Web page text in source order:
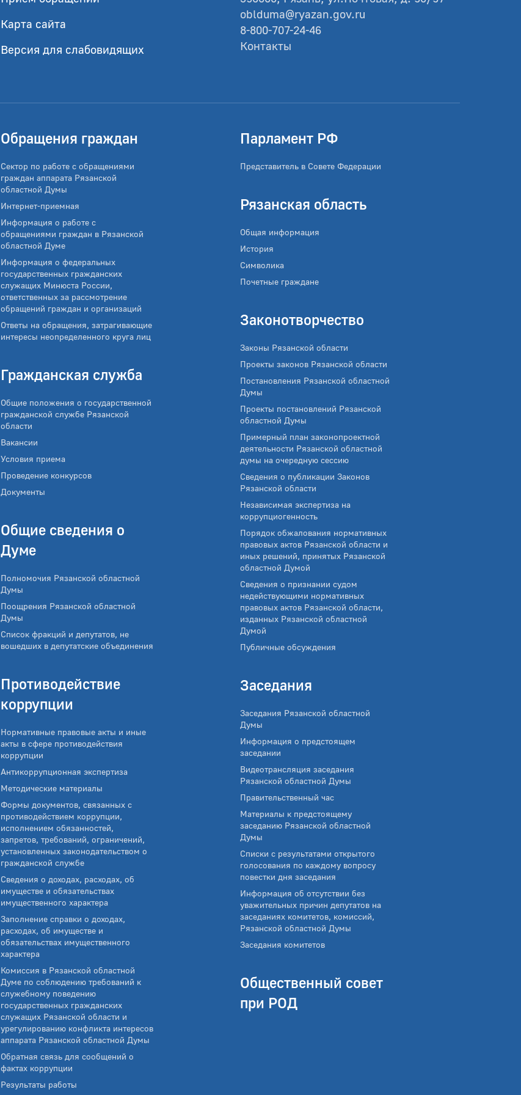
Карта сайта
Версия для слабовидящих
oblduma@ryazan.gov.ru
8-800-707-24-46
Контакты
Обращения граждан
Сектор по работе с обращениями
граждан аппарата Рязанской
областной Думы
Интернет-приемная
Информация о работе с
обращениями граждан в Рязанской
областной Думе
Информация о федеральных
государственных гражданских
служащих Минюста России,
ответственных за рассмотрение
обращений граждан и организаций
Ответы на обращения, затрагивающие
интересы неопределенного круга лиц
Гражданская служба
Общие положения о государственной
гражданской службе Рязанской
области
Вакансии
Условия приема
Проведение конкурсов
Документы
Общие сведения о
Думе
Полномочия Рязанской областной
Думы
Поощрения Рязанской областной
Думы
Список фракций и депутатов, не
вошедших в депутатские объединения
Противодействие
коррупции
Нормативные правовые акты и иные
акты в сфере противодействия
коррупции
Антикоррупционная экспертиза
Методические материалы
Формы документов, связанных с
противодействием коррупции,
исполнением обязанностей,
запретов, требований, ограничений,
установленных законодательством о
гражданской службе
Сведения о доходах, расходах, об
имуществе и обязательствах
имущественного характера
Заполнение справки о доходах,
расходах, об имуществе и
обязательствах имущественного
характера
Комиссия в Рязанской областной
Думе по соблюдению требований к
служебному поведению
государственных гражданских
служащих Рязанской области и
урегулированию конфликта интересов
аппарата Рязанской областной Думы
Обратная связь для сообщений о
фактах коррупции
Результаты работы
Парламент РФ
Представитель в Совете Федерации
Рязанская область
Общая информация
История
Символика
Почетные граждане
Законотворчество
Законы Рязанской области
Проекты законов Рязанской области
Постановления Рязанской областной
Думы
Проекты постановлений Рязанской
областной Думы
Примерный план законопроектной
деятельности Рязанской областной
думы на очередную сессию
Сведения о публикации Законов
Рязанской области
Независимая экспертиза на
коррупциогенность
Порядок обжалования нормативных
правовых актов Рязанской области и
иных решений, принятых Рязанской
областной Думой
Сведения о признании судом
недействующими нормативных
правовых актов Рязанской области,
изданных Рязанской областной
Думой
Публичные обсуждения
Заседания
Заседания Рязанской областной
Думы
Информация о предстоящем
заседании
Видеотрансляция заседания
Рязанской областной Думы
Правительственный час
Материалы к предстоящему
заседанию Рязанской областной
Думы
Списки с результатами открытого
голосования по каждому вопросу
повестки дня заседания
Информация об отсутствии без
уважительных причин депутатов на
заседаниях комитетов, комиссий,
Рязанской областной Думы
Заседания комитетов
Общественный совет
при РОД